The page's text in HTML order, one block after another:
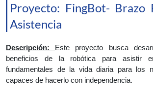
Proyecto: FingBot- Brazo
Asistencia
Descripción:
Este proyecto busca
beneficios de la robótica para asistir
fundamentales de la vida diaria para los
capaces de hacerlo con independencia.